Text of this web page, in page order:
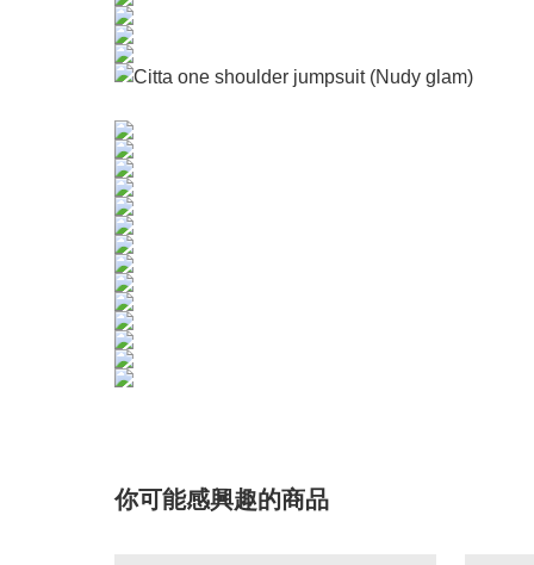
你可能感興趣的商品